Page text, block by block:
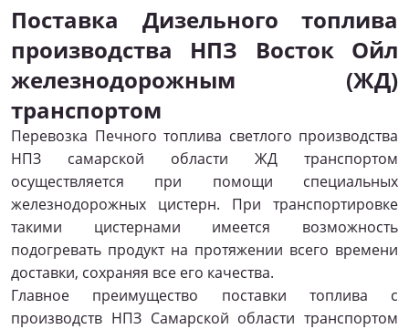
Поставка Дизельного топлива
производства НПЗ Восток Ойл
железнодорожным (ЖД)
транспортом
Перевозка Печного топлива светлого производства
НПЗ самарской области ЖД транспортом
осуществляется при помощи специальных
железнодорожных цистерн. При транспортировке
такими цистернами имеется возможность
подогревать продукт на протяжении всего времени
доставки, сохраняя все его качества.
Главное преимущество поставки топлива с
производств НПЗ Самарской области транспортом